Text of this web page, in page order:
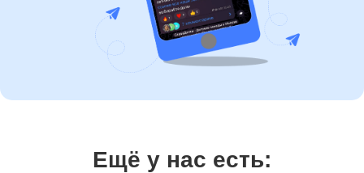
Ещё у нас есть: